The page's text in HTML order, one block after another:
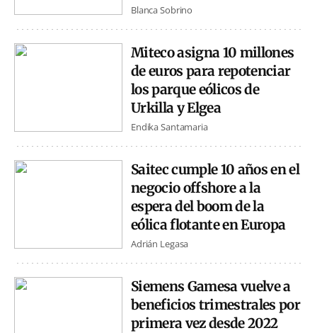
Blanca Sobrino
Miteco asigna 10 millones
de euros para repotenciar
los parque eólicos de
Urkilla y Elgea
Endika Santamaria
Saitec cumple 10 años en el
negocio offshore a la
espera del boom de la
eólica flotante en Europa
Adrián Legasa
Siemens Gamesa vuelve a
beneficios trimestrales por
primera vez desde 2022